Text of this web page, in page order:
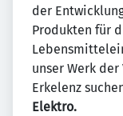
der
Produkten für
unser Werk
Erkelenz
Elektro.